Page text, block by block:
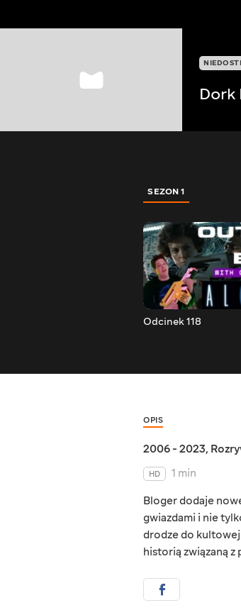
Dork
SEZON 1
Odcinek 118
OPIS
2006 - 2023,
HD
1 min
Bloger dodaje
gwiazdami i nie
drodze do
historią związaną